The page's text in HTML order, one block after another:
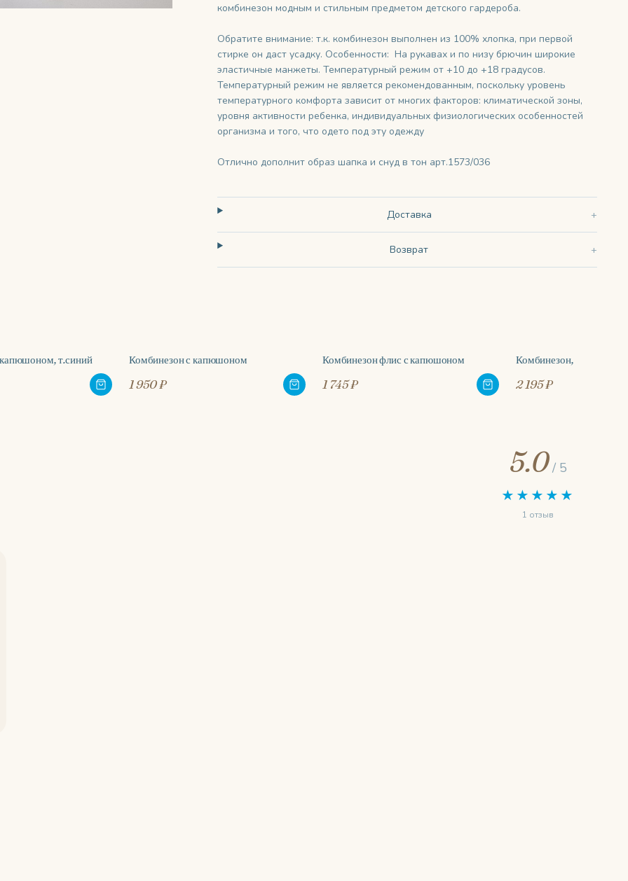
комбинезон модным и стильным предметом детского гардероба.
Обратите внимание: т.к. комбинезон выполнен из 100% хлопка, при первой
стирке он даст усадку. Особенности: На рукавах и по низу брючин широкие
эластичные манжеты. Температурный режим от +10 до +18 градусов.
Температурный режим не является рекомендованным, поскольку уровень
температурного комфорта зависит от многих факторов: климатической зоны,
уровня активности ребенка, индивидуальных физиологических особенностей
организма и того, что одето под эту одежду
Отлично дополнит образ шапка и снуд в тон арт.1573/036
Доставка
Возврат
т.синий Комбинезон с капюшоном
1 950 ₽
Комбинезон флис с капюшоном
1 745 ₽
Комбинезон, зеленый
2 195 ₽
5.0/ 5
★★★★★
1 отзыв